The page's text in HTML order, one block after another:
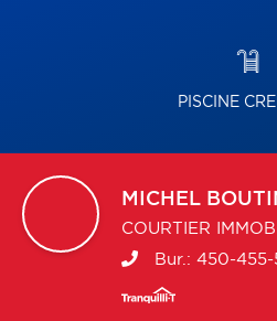
PISCINE
MICHEL
COURTIER
Bur.: 450-455-